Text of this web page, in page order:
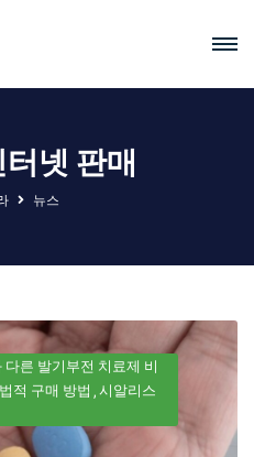
넷 판매
뉴스
다른 발기부전 치료제 비
적 구매 방법 시알리스